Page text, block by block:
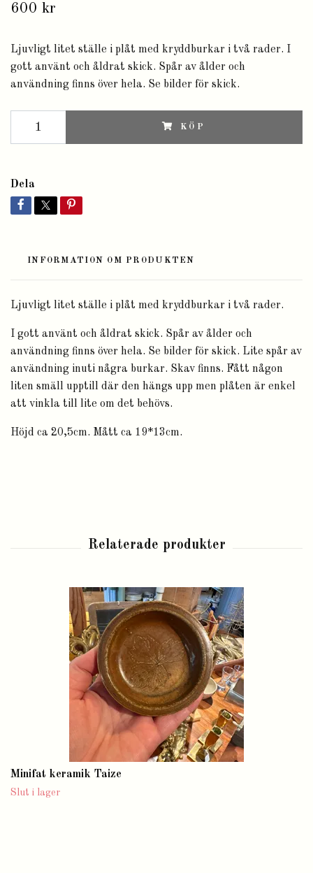
600 kr
Ljuvligt litet ställe i plåt med kryddburkar i två rader. I
gott använt och åldrat skick. Spår av ålder och
användning finns över hela. Se bilder för skick.
KÖP
Dela
INFORMATION OM PRODUKTEN
Ljuvligt litet ställe i plåt med kryddburkar i två rader.
I gott använt och åldrat skick. Spår av ålder och
användning finns över hela. Se bilder för skick. Lite spår av
användning inuti några burkar. Skav finns. Fått någon
liten smäll upptill där den hängs upp men plåten är enkel
att vinkla till lite om det behövs.
Höjd ca 20,5cm. Mått ca 19*13cm.
Minifat keramik Taize
Slut i lager